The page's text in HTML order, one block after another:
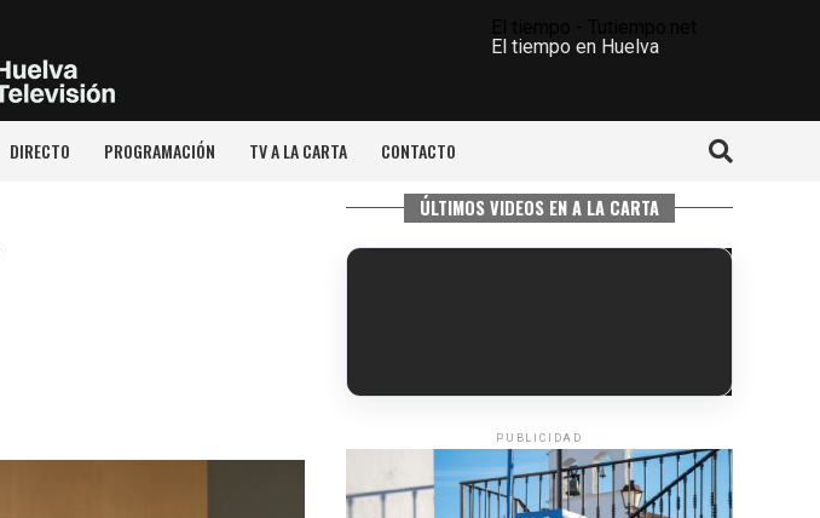
El tiempo en Huelva
DIRECTO PROGRAMACIÓN TV A LA CARTA CONTACTO
ÚLTIMOS VIDEOS EN A LA CARTA
6º DÍA DE LAS FIESTAS COLOMBINAS
2026
PUBLICIDAD